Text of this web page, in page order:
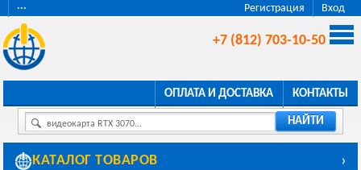
Регистрация Вход
···
+7 (812) 703-10-50
ОПЛАТА И ДОСТАВКА КОНТАКТЫ
видеокарта RTX 3070... НАЙТИ
КАТАЛОГ ТОВАРОВ ›